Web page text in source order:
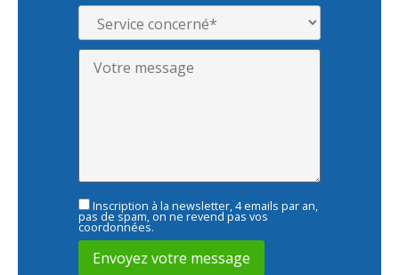
Inscription à la newsletter, 4 emails par an,
pas de spam, on ne revend pas vos
coordonnées.